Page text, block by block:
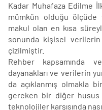
Kadar Muhafaza Edilme
mümkün olduğu ölçüde
makul olan en kısa
sonunda kişisel
çizilmiştir.
Rehber kapsamında
dayanakları ve verilerin
da açıklanmış olmakla
gereken bir diğer husus
teknolojiler karşısında